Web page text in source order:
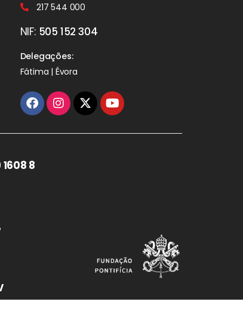
217 544 000
NIF: 505 152 304
Delegações:
Fátima | Évora
8